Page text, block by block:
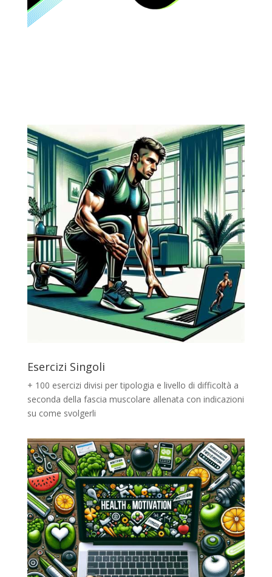
Esercizi Singoli
+ 100 esercizi divisi per tipologia e livello di difficoltà a
seconda della fascia muscolare allenata con indicazioni
su come svolgerli